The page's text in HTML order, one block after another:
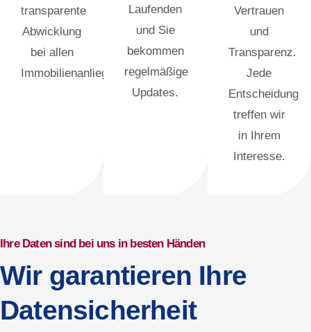
transparente
Abwicklung
bei allen
Immobilienanliegen.
Laufenden
und Sie
bekommen
regelmäßige
Updates.
Vertrauen
und
Transparenz.
Jede
Entscheidung
treffen wir
in Ihrem
Interesse.
Ihre Daten sind bei uns in besten Händen
Wir garantieren Ihre
Datensicherheit